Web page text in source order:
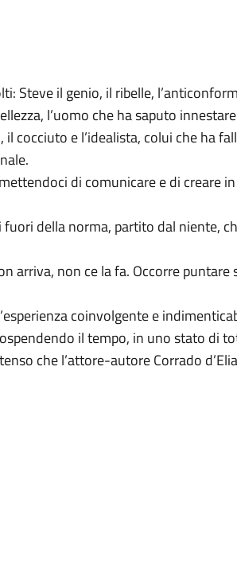
Steve il genio, il ribelle,
l’uomo che ha saputo
cocciuto e l’idealista, colui che ha
di comunicare e di creare
della norma, partito dal niente,
arriva, non ce la fa. Occorre puntare
coinvolgente e
il tempo, in uno stato di
che l’attore-autore Corrado d’Elia